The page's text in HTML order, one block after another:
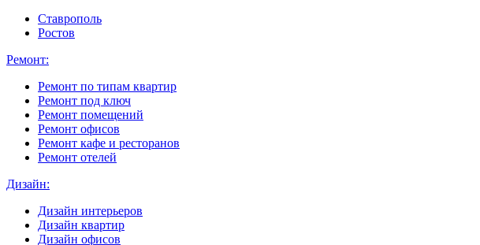
Ставрополь
Ростов
Ремонт:
Ремонт по типам квартир
Ремонт под ключ
Ремонт помещений
Ремонт офисов
Ремонт кафе и ресторанов
Ремонт отелей
Дизайн:
Дизайн интерьеров
Дизайн квартир
Дизайн офисов